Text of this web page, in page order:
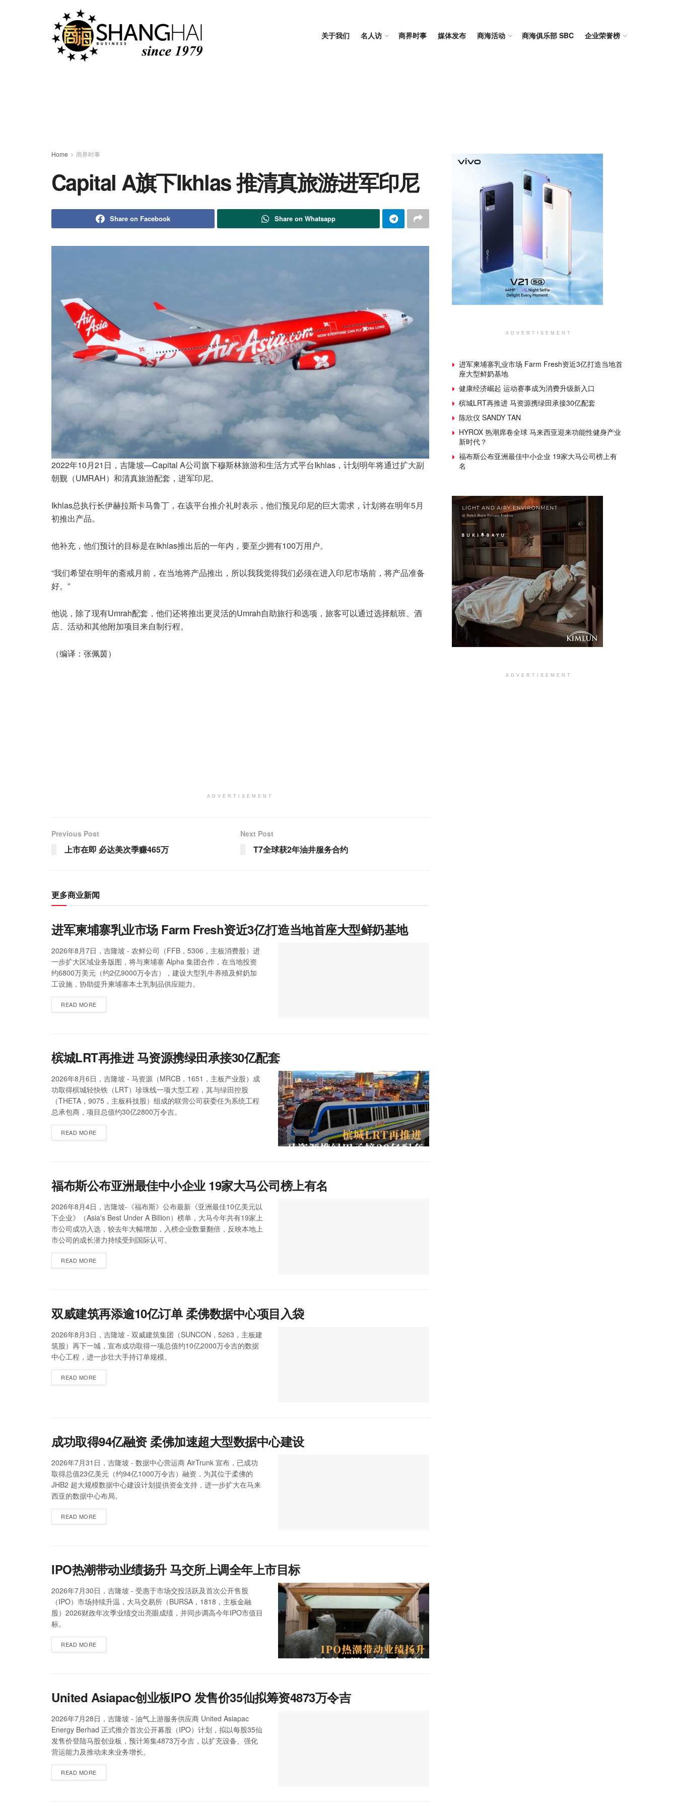
关于我们 名人访 商界时事 媒体发布 商海活动 商海俱乐部 SBC 企业荣誉榜
Home 商界时事
Capital A旗下Ikhlas 推清真旅游进军印尼
Share on Facebook Share on Whatsapp
2022年10月21日，吉隆坡—Capital A公司旗下穆斯林旅游和生活方式平台Ikhlas，计划明年将通过扩大副
朝觐（UMRAH）和清真旅游配套，进军印尼。
Ikhlas总执行长伊赫拉斯卡马鲁丁，在该平台推介礼时表示，他们预见印尼的巨大需求，计划将在明年5月
初推出产品。
他补充，他们预计的目标是在Ikhlas推出后的一年内，要至少拥有100万用户。
“我们希望在明年的斋戒月前，在当地将产品推出，所以我我觉得我们必须在进入印尼市场前，将产品准备
好。”
他说，除了现有Umrah配套，他们还将推出更灵活的Umrah自助旅行和选项，旅客可以通过选择航班、酒
店、活动和其他附加项目来自制行程。
（编译：张佩茵）
ADVERTISEMENT
Previous Post
上市在即 必达美次季赚465万
Next Post
T7全球获2年油井服务合约
更多商业新闻
进军柬埔寨乳业市场 Farm Fresh资近3亿打造当地首座大型鲜奶基地
2026年8月7日，吉隆坡 - 农鲜公司（FFB，5306，主板消费股）进
一步扩大区域业务版图，将与柬埔寨 Alpha 集团合作，在当地投资
约6800万美元（约2亿9000万令吉），建设大型乳牛养殖及鲜奶加
工设施，协助提升柬埔寨本土乳制品供应能力。
READ MORE
槟城LRT再推进 马资源携绿田承接30亿配套
2026年8月6日，吉隆坡 - 马资源（MRCB，1651，主板产业股）成
功取得槟城轻快铁（LRT）珍珠线一项大型工程，其与绿田控股
（THETA，9075，主板科技股）组成的联营公司获委任为系统工程
总承包商，项目总值约30亿2800万令吉。
READ MORE
福布斯公布亚洲最佳中小企业 19家大马公司榜上有名
2026年8月4日，吉隆坡-《福布斯》公布最新《亚洲最佳10亿美元以
下企业》（Asia's Best Under A Billion）榜单，大马今年共有19家上
市公司成功入选，较去年大幅增加，入榜企业数量翻倍，反映本地上
市公司的成长潜力持续受到国际认可。
READ MORE
双威建筑再添逾10亿订单 柔佛数据中心项目入袋
2026年8月3日，吉隆坡 - 双威建筑集团（SUNCON，5263，主板建
筑股）再下一城，宣布成功取得一项总值约10亿2000万令吉的数据
中心工程，进一步壮大手持订单规模。
READ MORE
成功取得94亿融资 柔佛加速超大型数据中心建设
2026年7月31日，吉隆坡 - 数据中心营运商 AirTrunk 宣布，已成功
取得总值23亿美元（约94亿1000万令吉）融资，为其位于柔佛的
JHB2 超大规模数据中心建设计划提供资金支持，进一步扩大在马来
西亚的数据中心布局。
READ MORE
IPO热潮带动业绩扬升 马交所上调全年上市目标
2026年7月30日，吉隆坡 - 受惠于市场交投活跃及首次公开售股
（IPO）市场持续升温，大马交易所（BURSA，1818，主板金融
股）2026财政年次季业绩交出亮眼成绩，并同步调高今年IPO市值目
标。
READ MORE
United Asiapac创业板IPO 发售价35仙拟筹资4873万令吉
2026年7月28日，吉隆坡 - 油气上游服务供应商 United Asiapac
Energy Berhad 正式推介首次公开募股（IPO）计划，拟以每股35仙
发售价登陆马股创业板，预计筹集4873万令吉，以扩充设备、强化
营运能力及推动未来业务增长。
READ MORE
ADVERTISEMENT
进军柬埔寨乳业市场 Farm Fresh资近3亿打造当地首
座大型鲜奶基地
健康经济崛起 运动赛事成为消费升级新入口
槟城LRT再推进 马资源携绿田承接30亿配套
陈欣仪 SANDY TAN
HYROX 热潮席卷全球 马来西亚迎来功能性健身产业
新时代？
福布斯公布亚洲最佳中小企业 19家大马公司榜上有
名
ADVERTISEMENT